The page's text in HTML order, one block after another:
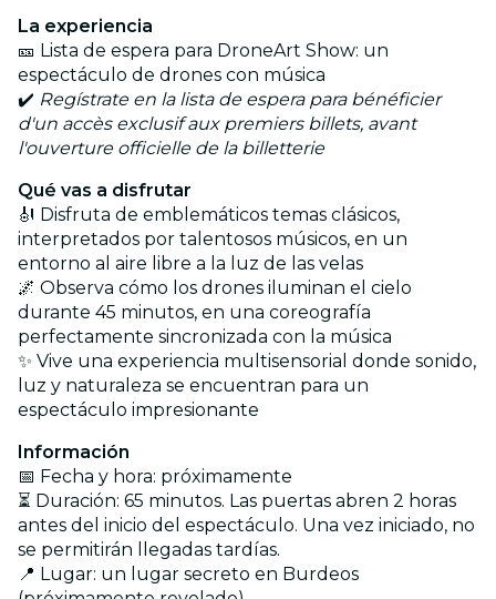
La experiencia
🎫 Lista de espera para DroneArt Show: un
espectáculo de drones con música
✔️ Regístrate en la lista de espera para bénéficier
d'un accès exclusif aux premiers billets, avant
l'ouverture officielle de la billetterie
Qué vas a disfrutar
🎻 Disfruta de emblemáticos temas clásicos,
interpretados por talentosos músicos, en un
entorno al aire libre a la luz de las velas
🌌 Observa cómo los drones iluminan el cielo
durante 45 minutos, en una coreografía
perfectamente sincronizada con la música
✨ Vive una experiencia multisensorial donde sonido,
luz y naturaleza se encuentran para un
espectáculo impresionante
Información
📅 Fecha y hora: próximamente
⏳ Duración: 65 minutos. Las puertas abren 2 horas
antes del inicio del espectáculo. Una vez iniciado, no
se permitirán llegadas tardías.
📍 Lugar: un lugar secreto en Burdeos